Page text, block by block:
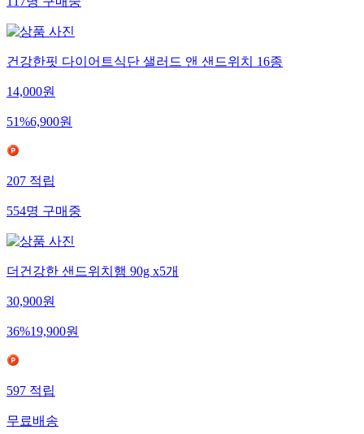
117명구매중
건강한핏 다이어트식단 샐러드 앤 샌드위치 16종
14,000원
51%6,900원
207적립
554명구매중
더건강한 샌드위치햄 90g x5개
30,900원
36%19,900원
597적립
무료배송